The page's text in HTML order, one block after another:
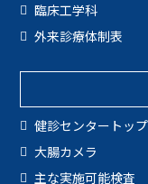
臨床工学科
外来診療体制表
健診センタートップ
大腸カメラ
主な実施可能検査